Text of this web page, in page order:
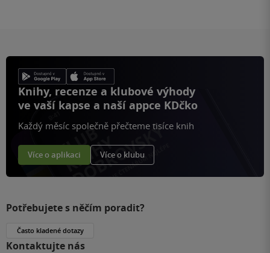
Knihy, recenze a klubové výhody
ve vaší kapse a naší appce KDčko
Každý měsíc společně přečteme tisíce knih
Více o aplikaci Více o klubu
Potřebujete s něčím poradit?
Často kladené dotazy
Kontaktujte nás